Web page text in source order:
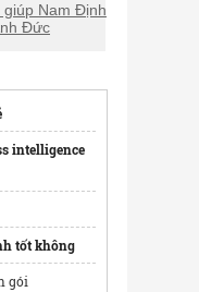
giúp Nam Định
Đức
intelligence
tốt không
gói